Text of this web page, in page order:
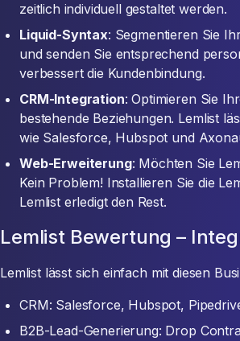
zeitlich individuell gestaltet werden.
Liquid-Syntax: Segmentieren Sie
und senden Sie entsprechend
verbessert die Kundenbindung.
CRM-Integration: Optimieren Sie
bestehende Beziehungen. Lemlist
wie Salesforce, Hubspot und
Web-Erweiterung: Möchten Sie
Kein Problem! Installieren Sie die
Lemlist erledigt den Rest.
Lemlist Bewertung –
Lemlist lässt sich einfach mit diesen
CRM: Salesforce, Hubspot,
B2B-Lead-Generierung: Drop